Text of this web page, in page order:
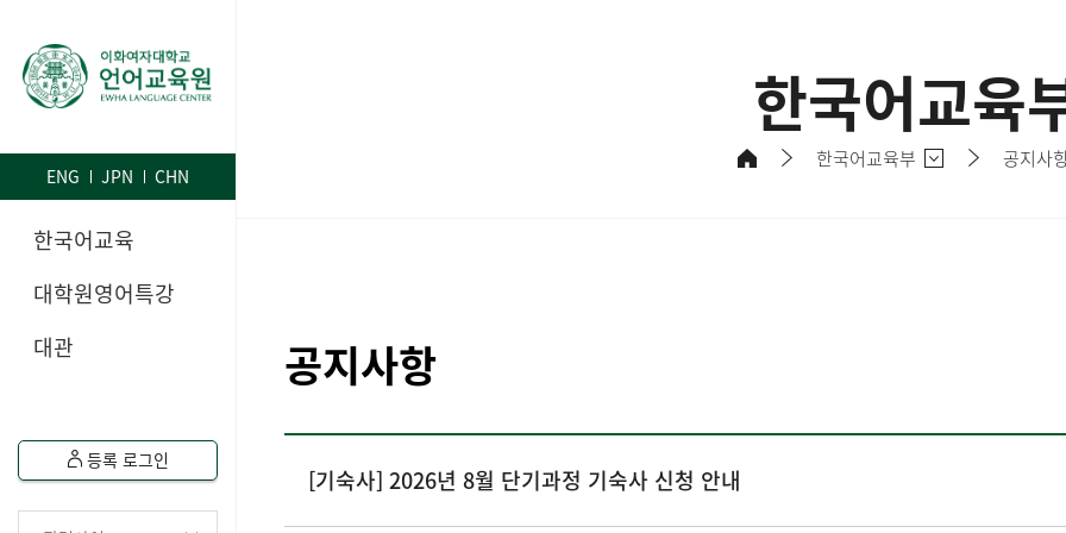
ENG JPN CHN
한국어교육
대학원영어특강
대관
등록 로그인
한국어교육
한국어교육부 공지사
공지사항
[기숙사] 2026년 8월 단기과정 기숙사 신청 안내